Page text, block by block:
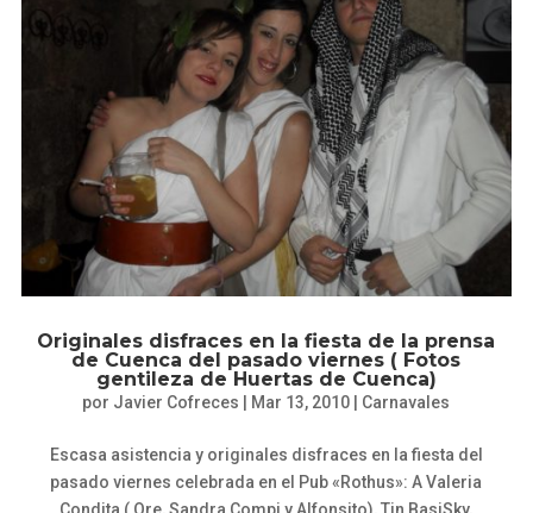
Originales disfraces en la fiesta de la prensa
de Cuenca del pasado viernes ( Fotos
gentileza de Huertas de Cuenca)
por Javier Cofreces | Mar 13, 2010 | Carnavales
Escasa asistencia y originales disfraces en la fiesta del
pasado viernes celebrada en el Pub «Rothus»: A Valeria
Condita ( Ore, Sandra Compi y Alfonsito), Tin BasiSky,